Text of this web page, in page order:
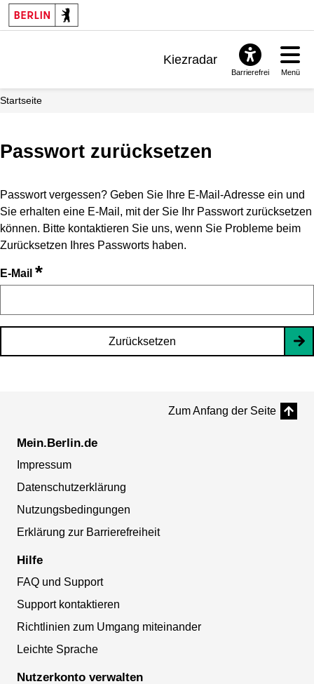
Kiezradar
Barrierefrei Menü
Startseite
Passwort zurücksetzen
Passwort vergessen? Geben Sie Ihre E-Mail-Adresse ein und
Sie erhalten eine E-Mail, mit der Sie Ihr Passwort zurücksetzen
können. Bitte kontaktieren Sie uns, wenn Sie Probleme beim
Zurücksetzen Ihres Passworts haben.
E-Mail *
Zurücksetzen
Zum Anfang der Seite
Mein.Berlin.de
Impressum
Datenschutzerklärung
Nutzungsbedingungen
Erklärung zur Barrierefreiheit
Hilfe
FAQ und Support
Support kontaktieren
Richtlinien zum Umgang miteinander
Leichte Sprache
Nutzerkonto verwalten